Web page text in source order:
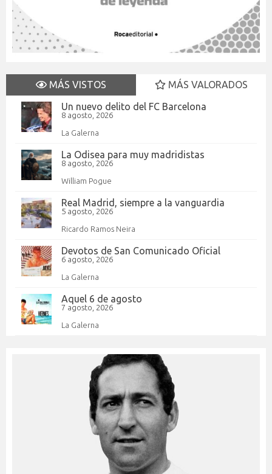
MÁS VISTOS
MÁS VALORADOS
Un nuevo delito del FC Barcelona
8 agosto, 2026
La Galerna
La Odisea para muy madridistas
8 agosto, 2026
William Pogue
Real Madrid, siempre a la vanguardia
5 agosto, 2026
Ricardo Ramos Neira
Devotos de San Comunicado Oficial
6 agosto, 2026
La Galerna
Aquel 6 de agosto
7 agosto, 2026
La Galerna